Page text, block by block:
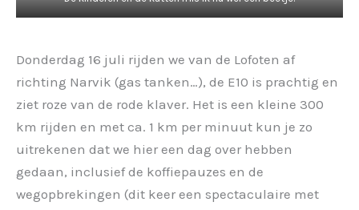
Donderdag 16 juli rijden we van de Lofoten af
richting Narvik (gas tanken…), de E10 is prachtig en
ziet roze van de rode klaver. Het is een kleine 300
km rijden en met ca. 1 km per minuut kun je zo
uitrekenen dat we hier een dag over hebben
gedaan, inclusief de koffiepauzes en de
wegopbrekingen (dit keer een spectaculaire met